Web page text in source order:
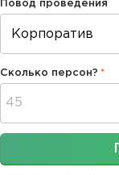
Повод проведения
Сколько персон?